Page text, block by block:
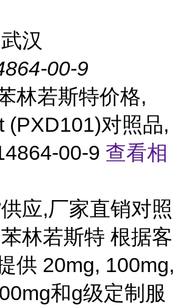
汉
00-9
林若斯特价格,
(PXD101)对照品,
00-9 查看相
应,厂家直销对照
林若斯特 根据客
供 20mg, 100mg,
和g级定制服